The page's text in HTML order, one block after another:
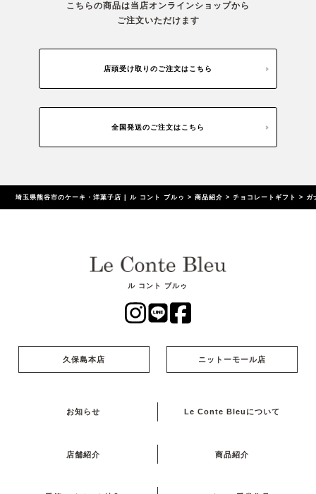
こちらの商品は当店オンラインショップから
ご注文いただけます
店頭受け取りのご注文はこちら
全国発送のご注文はこちら
埼玉県熊谷市のケーキ・洋菓子店 | ル コント ブルゥ >商品紹介 >チョコレートギフト > ガ
ル コント ブルゥ
久保島本店 ニットーモール店
お知らせ Le Conte Bleuについて
店舗紹介 商品紹介